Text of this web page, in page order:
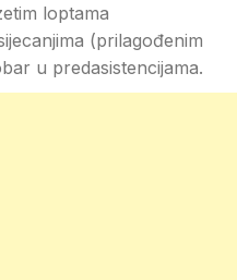
loptama
(prilagođenim
u predasistencijama.